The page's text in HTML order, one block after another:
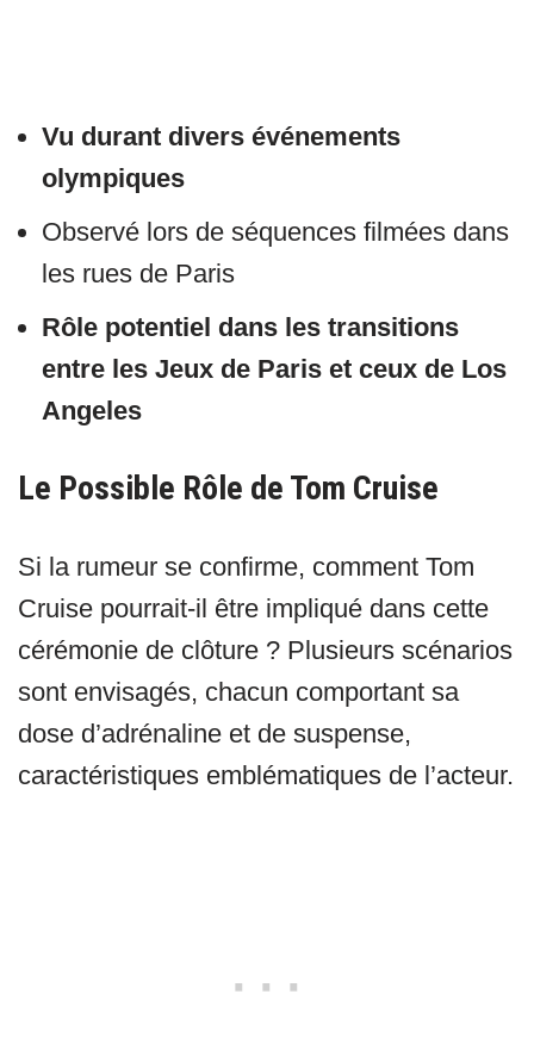
Vu durant divers événements
olympiques
Observé lors de séquences filmées dans
les rues de Paris
Rôle potentiel dans les transitions
entre les Jeux de Paris et ceux de Los
Angeles
Le Possible Rôle de Tom Cruise
Si la rumeur se confirme, comment Tom
Cruise pourrait-il être impliqué dans cette
cérémonie de clôture ? Plusieurs scénarios
sont envisagés, chacun comportant sa
dose d’adrénaline et de suspense,
caractéristiques emblématiques de l’acteur.